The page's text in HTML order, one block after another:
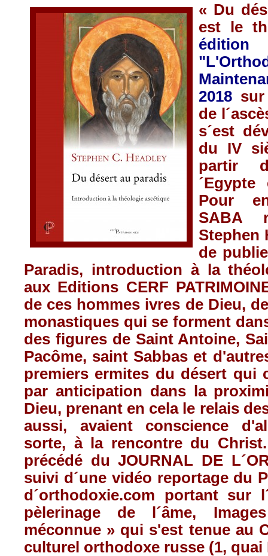
« Du
est le
2018
de
s´est
du IV
partir
Pour
SABA
Stephen
de
Paradis, introduction à la
aux Editions CERF
de ces hommes ivres de Dieu,
monastiques qui se forment
des figures de Saint Antoine,
Pacôme, saint Sabbas et
premiers ermites du désert qui
par anticipation dans la
Dieu, prenant en cela le relais
aussi, avaient conscience
sorte, à la rencontre du
précédé du JOURNAL DE
suivi d´une vidéo reportage du
d´orthodoxie.com portant sur
pèlerinage de l´âme,
méconnue » qui s'est tenue au
culturel orthodoxe russe (1, quai